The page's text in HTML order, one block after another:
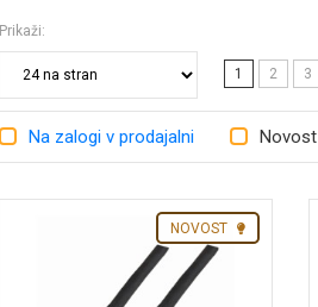
Prikaži:
1 2 3
Na zalogi v prodajalni Novost
NOVOST